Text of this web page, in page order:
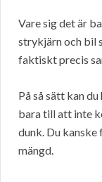
Vare sig det är
strykjärn och bil
faktiskt precis
På så sätt kan
bara till att inte
dunk. Du
mängd.